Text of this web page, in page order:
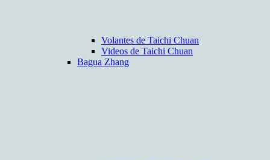
Volantes de Taichi Chuan
Videos de Taichi Chuan
Bagua Zhang